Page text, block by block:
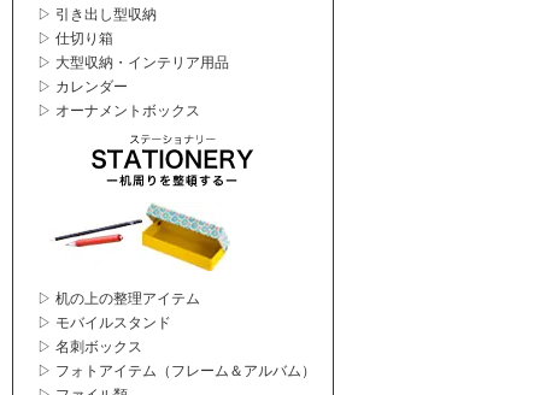
▷ 引き出し型収納
▷ 仕切り箱
▷ 大型収納・インテリア用品
▷ カレンダー
▷ オーナメントボックス
▷ 机の上の整理アイテム
▷ モバイルスタンド
▷ 名刺ボックス
▷ フォトアイテム（フレーム＆アルバム）